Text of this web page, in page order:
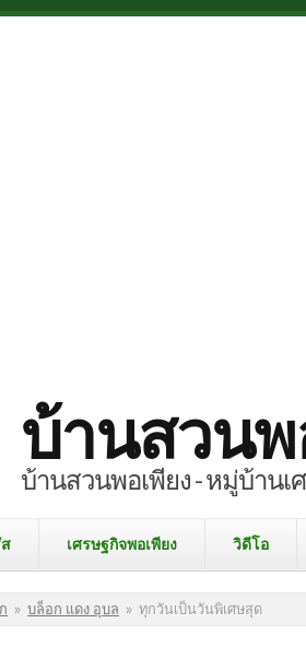
บ้านสวนพ
บ้านสวนพอเพียง - หมู่บ้านเ
เศรษฐกิจพอเพียง วิดีโอ
» บล็อก แดง อุบล » ทุกวันเป็นวันพิเศษสุด